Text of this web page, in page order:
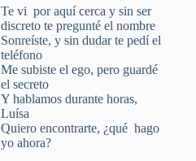
Te vi por aquí cerca y sin ser
discreto te pregunté el nombre
Sonreíste, y sin dudar te pedí el
teléfono
Me subiste el ego, pero guardé
el secreto
Y hablamos durante horas,
Luísa
Quiero encontrarte, ¿qué hago
yo ahora?